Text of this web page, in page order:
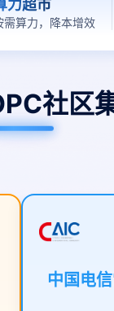
力超市
需算力，降本增效
社区